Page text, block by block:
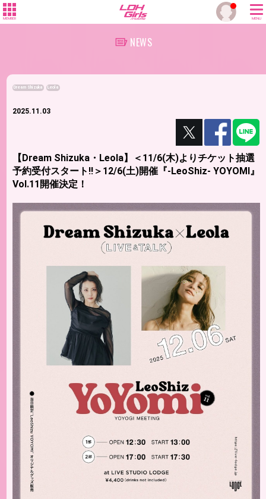
MEMBER MENU
NEWS
Dream Shizuka Leola
2025.11.03
【Dream Shizuka・Leola】＜11/6(木)よりチケット抽選
予約受付スタート!!＞12/6(土)開催『-LeoShiz- YOYOMI』
Vol.11開催決定！